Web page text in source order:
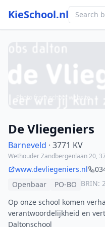
KieSchool.nl
Photo from school website
De Vliegeniers
Barneveld · 3771 KV
Wethouder Zandbergenlaan 20,
www.devliegeniers.nl
Openbaar
PO-BO BRIN:
Op onze school komen
verantwoordelijkheid en
Daltonschool